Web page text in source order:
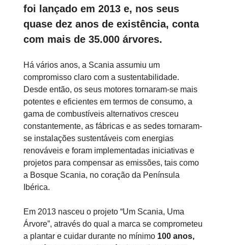
foi lançado em 2013 e, nos seus
quase dez anos de existência, conta
com mais de 35.000 árvores.
Há vários anos, a Scania assumiu um
compromisso claro com a sustentabilidade.
Desde então, os seus motores tornaram-se mais
potentes e eficientes em termos de consumo, a
gama de combustíveis alternativos cresceu
constantemente, as fábricas e as sedes tornaram-
se instalações sustentáveis com energias
renováveis e foram implementadas iniciativas e
projetos para compensar as emissões, tais como
a Bosque Scania, no coração da Península
Ibérica.
Em 2013 nasceu o projeto “Um Scania, Uma
Árvore”, através do qual a marca se comprometeu
a plantar e cuidar durante no mínimo 100 anos,